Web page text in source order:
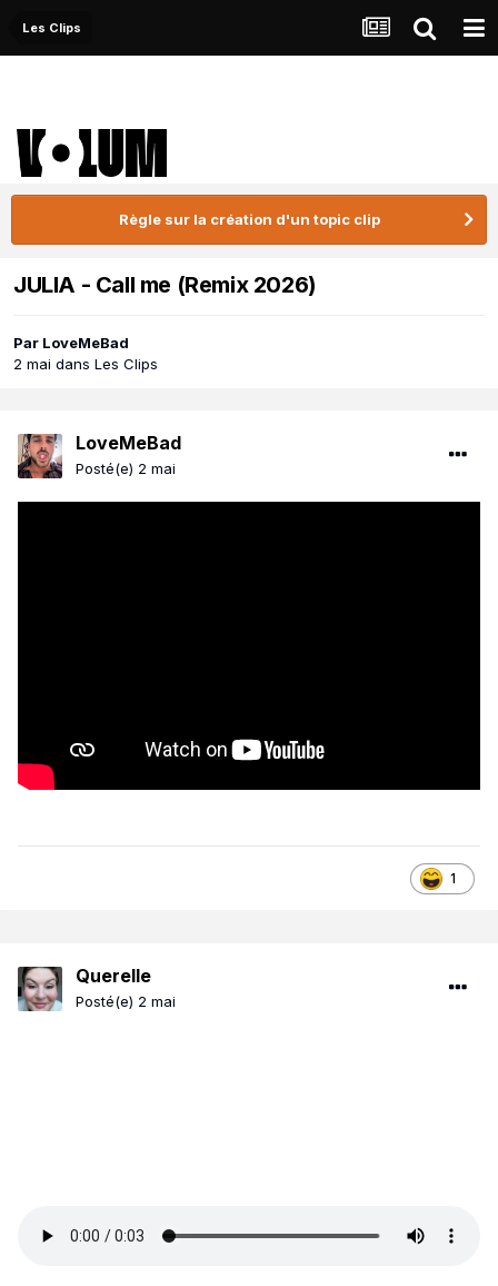
Les Clips
Règle sur la création d'un topic clip
JULIA - Call me (Remix 2026)
Par LoveMeBad
2 mai dans Les Clips
LoveMeBad
Posté(e) 2 mai
1
Querelle
Posté(e) 2 mai